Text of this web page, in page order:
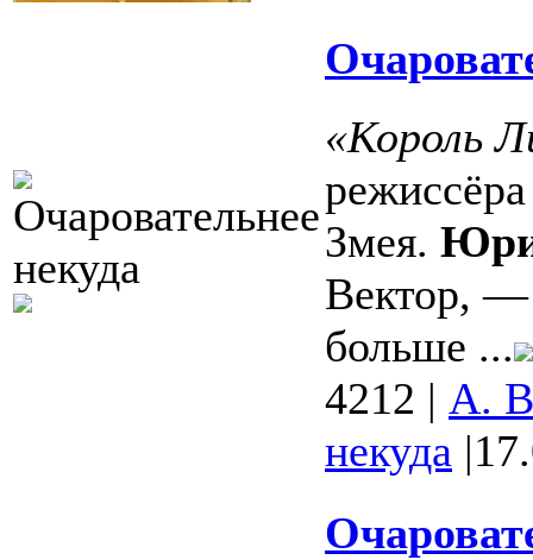
«Король
Змея.
Вектор, —
больше ...
4212 | А.
некуда |